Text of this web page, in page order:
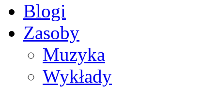
Blogi
Zasoby
Muzyka
Wykłady